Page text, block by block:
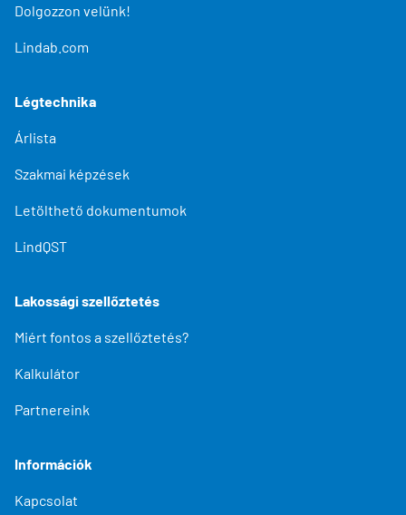
Dolgozzon velünk!
Lindab.com
Légtechnika
Árlista
Szakmai képzések
Letölthető dokumentumok
LindQST
Lakossági szellőztetés
Miért fontos a szellőztetés?
Kalkulátor
Partnereink
Információk
Kapcsolat